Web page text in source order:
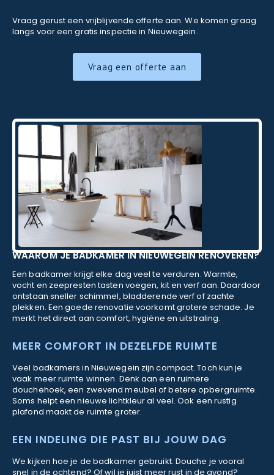
Vraag gerust een vrijblijvende offerte aan. We komen graag
langs voor een gratis inspectie in Nieuwegein.
Vraag een offerte aan
WAAROM JE BADKAMER IN NIEUWEGEIN RENOVEREN?
Een badkamer krijgt elke dag veel te verduren. Warmte,
vocht en zeepresten tasten voegen, kit en verf aan. Daardoor
ontstaan sneller schimmel, bladderende verf of zachte
plekken. Een goede renovatie voorkomt grotere schade. Je
merkt het direct aan comfort, hygiëne en uitstraling.
MEER COMFORT IN DEZELFDE RUIMTE
Veel badkamers in Nieuwegein zijn compact. Toch kun je
vaak meer ruimte winnen. Denk aan een ruimere
douchehoek, een zwevend meubel of betere opbergruimte.
Soms helpt een nieuwe lichtkleur al veel. Ook een rustig
plafond maakt de ruimte groter.
EEN INDELING DIE PAST BIJ JOUW DAG
We kijken hoe je de badkamer gebruikt. Douche je vooral
snel in de ochtend? Of wil je juist meer rust in de avond?